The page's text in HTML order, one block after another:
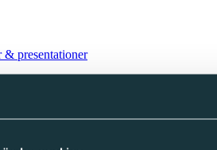
& presentationer